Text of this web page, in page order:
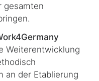
gesamten
Weiterentwicklung
an der Etablierung